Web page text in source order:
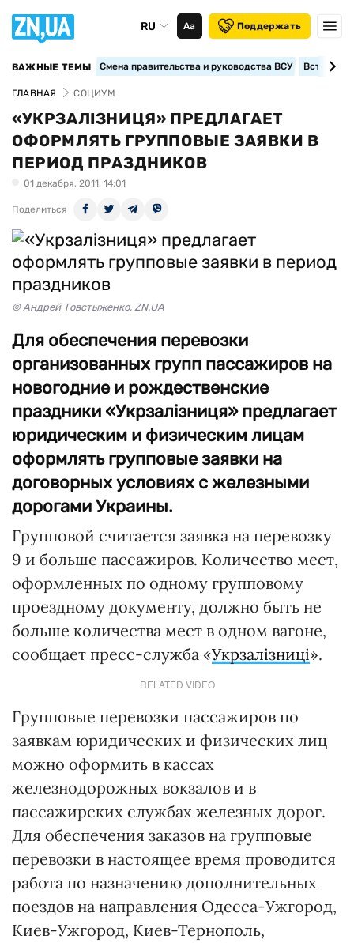
RU Аа Поддержать
ВАЖНЫЕ ТЕМЫ Смена правительства и руководства ВСУ
ГЛАВНАЯ СОЦИУМ
«УКРЗАЛІЗНИЦЯ» ПРЕДЛАГАЕТ
ОФОРМЛЯТЬ ГРУППОВЫЕ ЗАЯВКИ В
ПЕРИОД ПРАЗДНИКОВ
01 декабря, 2011, 14:01
Поделиться
© Андрей Товстыженко, ZN.UA
Для обеспечения перевозки
организованных групп пассажиров на
новогодние и рождественские
праздники «Укрзалізниця» предлагает
юридическим и физическим лицам
оформлять групповые заявки на
договорных условиях с железными
дорогами Украины.
Групповой считается заявка на перевозку
9 и больше пассажиров. Количество мест,
оформленных по одному групповому
проездному документу, должно быть не
больше количества мест в одном вагоне,
сообщает пресс-служба «Укрзалізниці».
RELATED VIDEO
Групповые перевозки пассажиров по
заявкам юридических и физических лиц
можно оформить в кассах
железнодорожных вокзалов и в
пассажирских службах железных дорог.
Для обеспечения заказов на групповые
перевозки в настоящее время проводится
работа по назначению дополнительных
поездов на направления Одесса-Ужгород,
Киев-Ужгород, Киев-Тернополь,